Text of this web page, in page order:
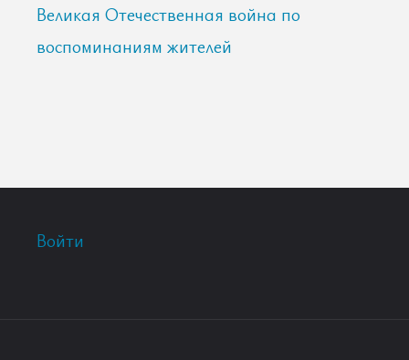
Великая Отечественная война по
воспоминаниям жителей
Войти